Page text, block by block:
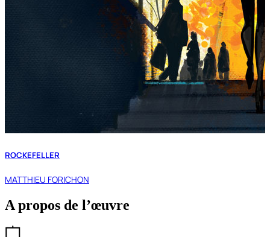
ROCKEFELLER
MATTHIEU FORICHON
A propos de l’œuvre